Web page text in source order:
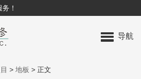
！
导航
> 地板 > 正文